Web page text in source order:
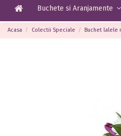
Buchete si Aranjamente
Acasa Colectii Speciale Buchet lalele